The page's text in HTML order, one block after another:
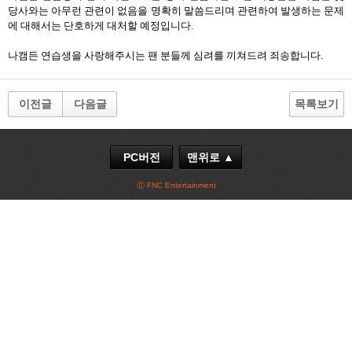
당사와는 아무런 관련이 없음을 명확히 말씀드리며 관련하여 발생하는 문제
에 대해서는 단호하게 대처할 예정입니다.
나캠든 연습생을 사랑해주시는 팬 분들께 심려를 끼쳐드려 죄송합니다.
이전글 다음글 목록보기
PC버전 맨위로 ▲
ⓒ FNC Entertainment